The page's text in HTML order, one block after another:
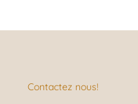
Contactez nous!